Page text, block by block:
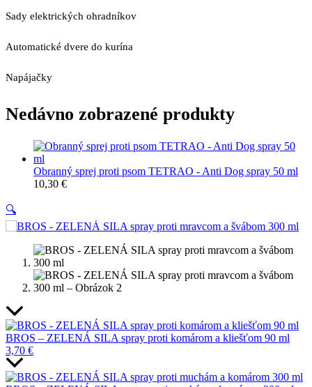
Sady elektrických ohradníkov
Automatické dvere do kurína
Napájačky
Nedávno zobrazené produkty
Obranný sprej proti psom TETRAO - Anti Dog spray 50 ml
10,30 €
🔍
BROS – ZELENÁ SILA spray proti komárom a kliešťom 90 ml
3,70 €